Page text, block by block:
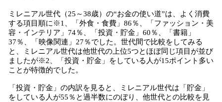
ミレニアル世代（25～38歳）の“お金の使い道”は、よく消費
する項目順に※1、「外食・食費」86％、「ファッション・美
容・インテリア」74％、「投資・貯金」60％、「書籍」
37％、「映像関連」27％でした。世代間で比較をしてみる
と、ミレニアル世代は他世代の上位5つとほぼ同じ項目が並び
ましたが※2、「投資・貯金」をしている人が15ポイント多い
ことが特徴的でした。
「投資・貯金」の内訳を見ると、ミレニアル世代は「貯金」
をしている人が55％と過半数にのぼり、他世代との比較を見